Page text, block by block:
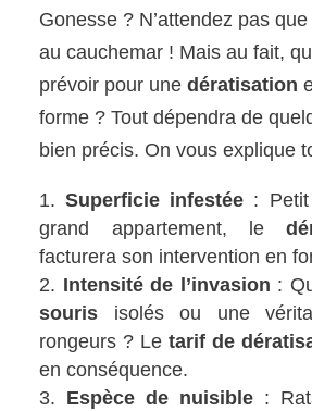
Gonesse ? N’attendez pas
au cauchemar ! Mais au fait,
prévoir pour unedératisation
forme ? Tout dépendra de
bien précis. On vous explique
Superficie infestée :
grand appartement, le
facturera son intervention en
Intensité de l’invasion :
souris isolés ou une
rongeurs ? Le tarif de
en conséquence.
Espèce de nuisible :